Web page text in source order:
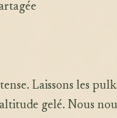
Laissons les
gelé. Nous